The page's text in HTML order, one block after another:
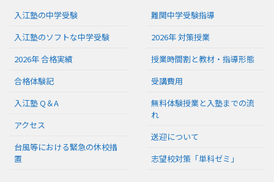
入江塾の中学受験
入江塾のソフトな中学受験
2026年 合格実績
合格体験記
入江塾 Q＆A
アクセス
台風等における緊急の休校措
置
難関中学受験指導
2026年 対策授業
授業時間割と教材・指導形態
受講費用
無料体験授業と入塾までの流
れ
送迎について
志望校対策「単科ゼミ」